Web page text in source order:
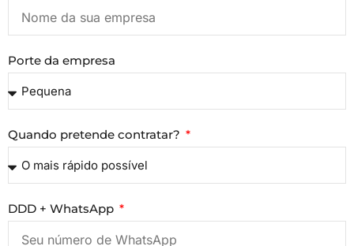
Porte da empresa
Quando pretende contratar?
DDD + WhatsApp